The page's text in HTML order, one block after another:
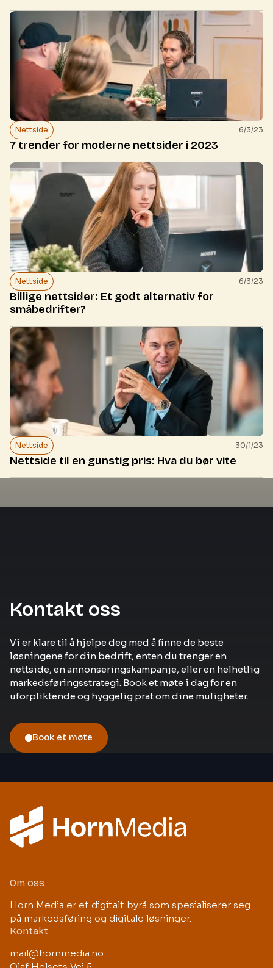
Nettside 6/3/23
7 trender for moderne nettsider i 2023
Nettside 6/3/23
Billige nettsider: Et godt alternativ for
småbedrifter?
Nettside 30/1/23
Nettside til en gunstig pris: Hva du bør vite
Kontakt oss
Vi er klare til å hjelpe deg med å finne de beste
løsningene for din bedrift, enten du trenger en
nettside, en annonseringskampanje, eller en helhetlig
markedsføringsstrategi. Book et møte i dag for en
uforpliktende og hyggelig prat om dine muligheter.
Book et møte
Om oss
Horn Media er et digitalt byrå som spesialiserer seg
på markedsføring og digitale løsninger.
Kontakt
mail@hornmedia.no